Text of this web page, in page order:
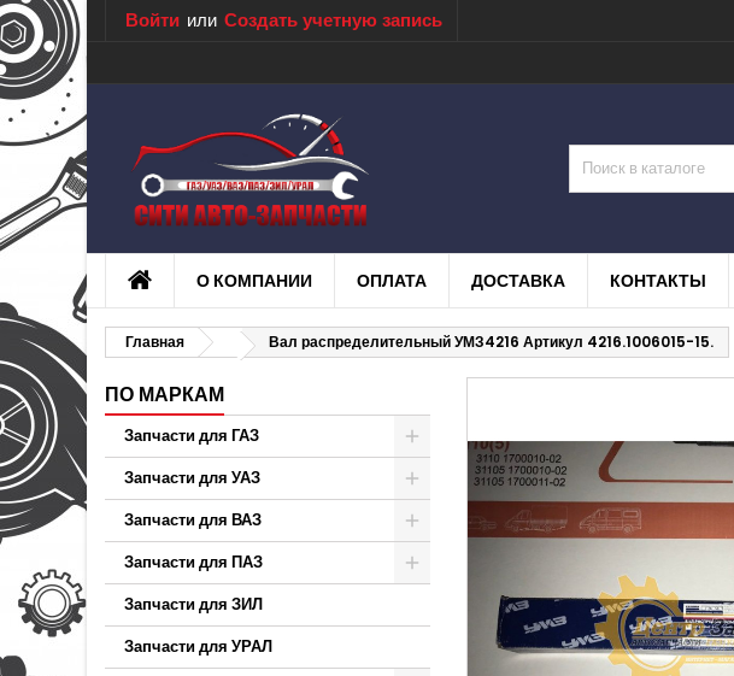
Войти или Создать учетную запись
О КОМПАНИИ ОПЛАТА ДОСТАВКА КОНТАКТЫ
Главная Вал распределительный УМЗ4216 Артикул 4216.1006015-15.
ПО МАРКАМ
Запчасти для ГАЗ
Запчасти для УАЗ
Запчасти для ВАЗ
Запчасти для ПАЗ
Запчасти для ЗИЛ
Запчасти для УРАЛ